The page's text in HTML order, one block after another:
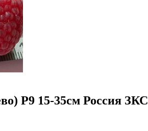
Р9 15-35см Россия ЗКС